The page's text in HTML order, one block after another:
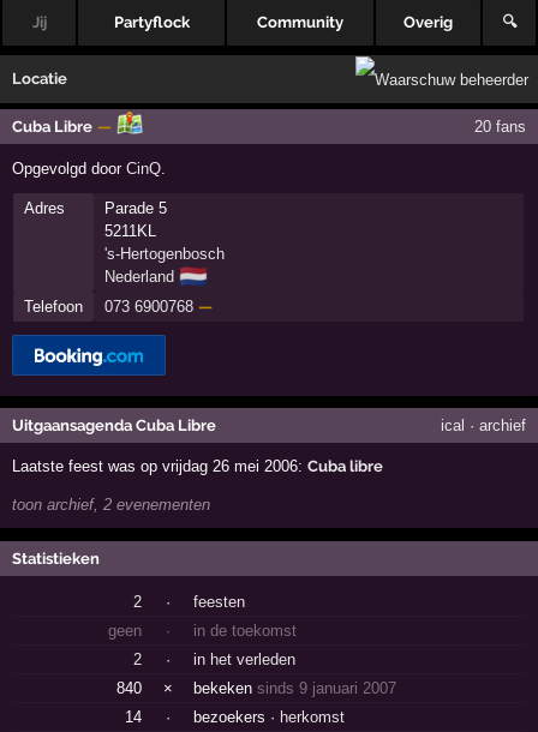
Jij Partyflock Community Overig 🔍
Locatie
Cuba Libre — 20 fans
Opgevolgd doorCinQ
Adres
Parade 5
5211KL
's-Hertogenbosch
Nederland 🇳🇱
Telefoon 073 6900768 —
Uitgaansagenda Cuba Libre ical · archief
Laatste feest was op vrijdag 26 mei 2006:Cuba libre
toon archief, 2 evenementen
Statistieken
2 ·
feesten
geen
·
in de toekomst
2
·
in het verleden
840
× bekekensinds 9 januari 2007
14
· bezoekers · herkomst